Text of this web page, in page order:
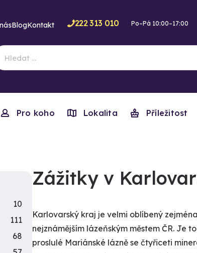
BlogKontakt 222 313 010 Po–Pá 10:00–17:00
Pro koho Lokalita Příležitost
Zážitky v
Karlovarský kraj je velmi oblíbený
nejznámějším lázeňským městem ČR. Je
proslulé Mariánské lázně se čtyřiceti
10
111
68